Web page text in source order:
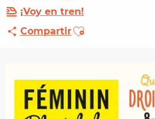
¡Voy en tren!
CompartirAjouter aux favoris